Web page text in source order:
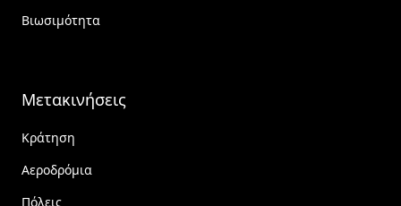
Βιωσιμότητα
Μετακινήσεις
Κράτηση
Αεροδρόμια
Πόλεις